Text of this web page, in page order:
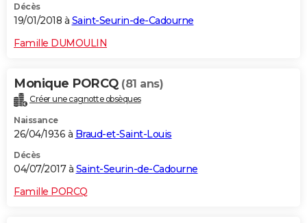
Décès
19/01/2018 à Saint-Seurin-de-Cadourne
Famille DUMOULIN
Monique PORCQ (81 ans)
Créer une cagnotte obsèques
Naissance
26/04/1936 à Braud-et-Saint-Louis
Décès
04/07/2017 à Saint-Seurin-de-Cadourne
Famille PORCQ